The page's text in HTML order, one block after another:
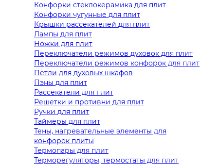
Конфорки стеклокерамика для плит
Конфорки чугунные для плит
Крышки рассекателей для плит
Лампы для плит
Ножки для плит
Переключатели режимов духовок для плит
Переключатели режимов конфорок для плит
Петли для духовых шкафов
Пэны для плит
Рассекатели для плит
Решетки и противни для плит
Ручки для плит
Таймеры для плит
Тены, нагревательные элементы для
конфорок плиты
Термопары для плит
Терморегуляторы, термостаты для плит